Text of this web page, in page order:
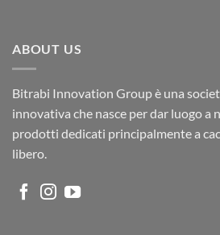
ABOUT US
Bitrabi Innovation Group è una
innovativa che nasce per dar luogo a
prodotti dedicati principalmente a
libero.